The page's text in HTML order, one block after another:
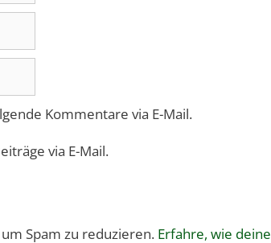
Kommentare via E-Mail.
via E-Mail.
Spam zu reduzieren. Erfahre, wie deine